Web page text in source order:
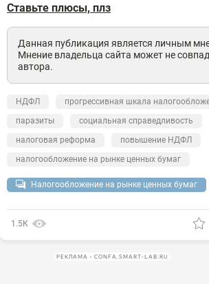
Ставьте плюсы, плз
Данная публикация является личным
Мнение владельца сайта может не
автора.
НДФЛ
прогрессивная шкала
паразиты
социальная справедливость
налоговая реформа
повышение НДФЛ
налогообложение на рынке ценных бумаг
Налогообложение на рынке ценных бумаг
1.5К
РЕКЛАМА • CONFA.SMART-LAB.RU